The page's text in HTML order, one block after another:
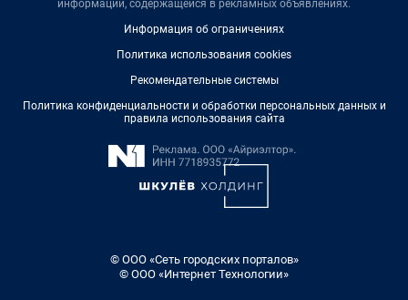
информации, содержащейся в рекламных объявлениях.
Информация об ограничениях
Политика использования cookies
Рекомендательные системы
Политика конфиденциальности и обработки персональных данных и
правила использования сайта
© ООО «Сеть городских порталов»
© ООО «Интернет Технологии»